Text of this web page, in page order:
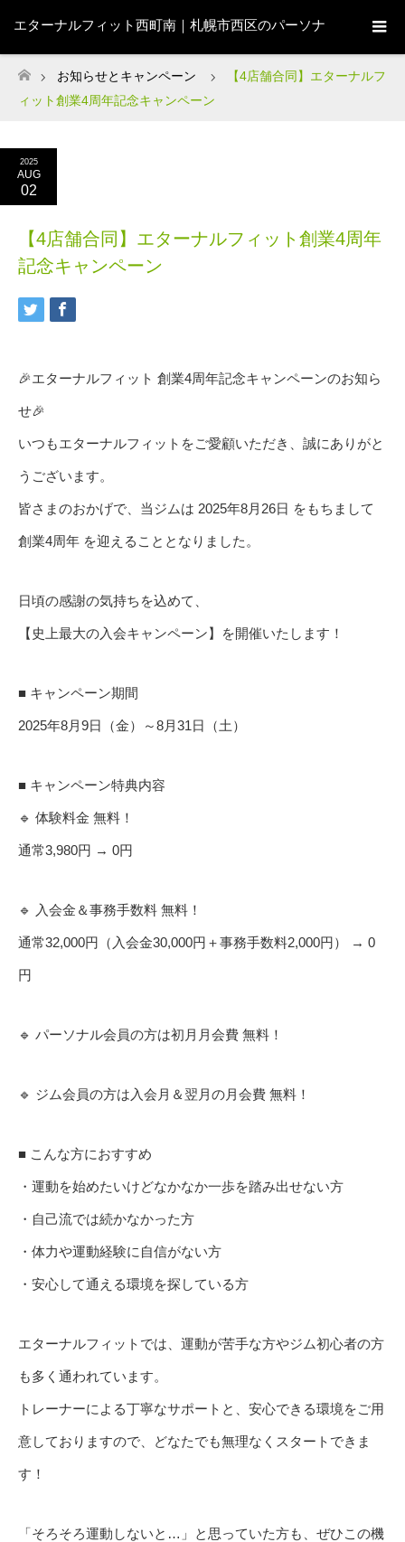
エターナルフィット西町南｜札幌市西区のパーソナ
ルジム
ホーム
お知らせとキャンペーン
【4店舗合同】エターナルフ
ィット創業4周年記念キャンペーン
2025
AUG
02
【4店舗合同】エターナルフィット創業4周年
記念キャンペーン
🎉エターナルフィット 創業4周年記念キャンペーンのお知ら
せ🎉
いつもエターナルフィットをご愛顧いただき、誠にありがと
うございます。
皆さまのおかげで、当ジムは 2025年8月26日 をもちまして
創業4周年 を迎えることとなりました。
日頃の感謝の気持ちを込めて、
【史上最大の入会キャンペーン】を開催いたします！
■ キャンペーン期間
2025年8月9日（金）～8月31日（土）
■ キャンペーン特典内容
🔹 体験料金 無料！
通常3,980円 → 0円
🔹 入会金＆事務手数料 無料！
通常32,000円（入会金30,000円＋事務手数料2,000円） → 0
円
🔹 パーソナル会員の方は初月月会費 無料！
🔹 ジム会員の方は入会月＆翌月の月会費 無料！
■ こんな方におすすめ
・運動を始めたいけどなかなか一歩を踏み出せない方
・自己流では続かなかった方
・体力や運動経験に自信がない方
・安心して通える環境を探している方
エターナルフィットでは、運動が苦手な方やジム初心者の方
も多く通われています。
トレーナーによる丁寧なサポートと、安心できる環境をご用
意しておりますので、どなたでも無理なくスタートできま
す！
「そろそろ運動しないと…」と思っていた方も、ぜひこの機